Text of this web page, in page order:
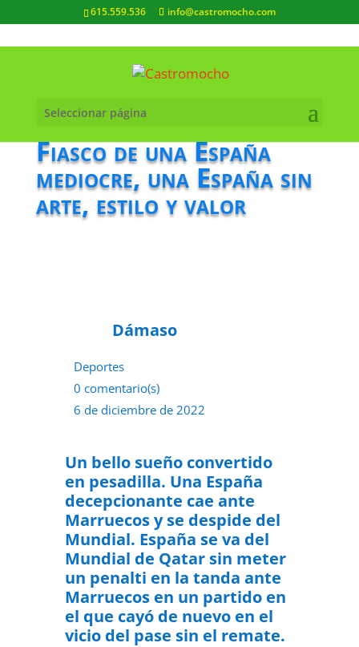
615.559.536 info@castromocho.com
Seleccionar página
Fiasco de una España
mediocre, una España sin
arte, estilo y valor
Dámaso
Deportes
0 comentario(s)
6 de diciembre de 2022
Un bello sueño convertido
en pesadilla. Una España
decepcionante cae ante
Marruecos y se despide del
Mundial. España se va del
Mundial de Qatar sin meter
un penalti en la tanda ante
Marruecos en un partido en
el que cayó de nuevo en el
vicio del pase sin el remate.